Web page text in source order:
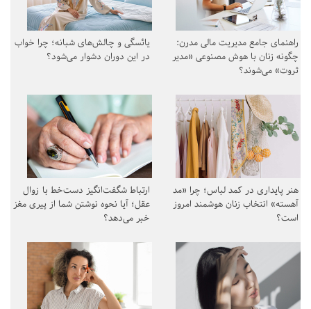
راهنمای جامع مدیریت مالی مدرن:
چگونه زنان با هوش مصنوعی «مدیر
ثروت» می‌شوند؟
یائسگی و چالش‌های شبانه؛ چرا خواب
در این دوران دشوار می‌شود؟
هنر پایداری در کمد لباس؛ چرا «مد
آهسته» انتخاب زنان هوشمند امروز
است؟
ارتباط شگفت‌انگیز دست‌خط با زوال
عقل؛ آیا نحوه نوشتن شما از پیری مغز
خبر می‌دهد؟